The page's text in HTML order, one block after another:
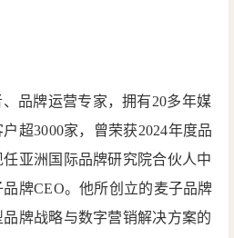
品牌运营专家，拥有20多年媒
超3000家，曾荣获2024年度品
亚洲国际品牌研究院合伙人中
牌CEO。他所创立的麦子品牌
牌战略与数字营销解决方案的